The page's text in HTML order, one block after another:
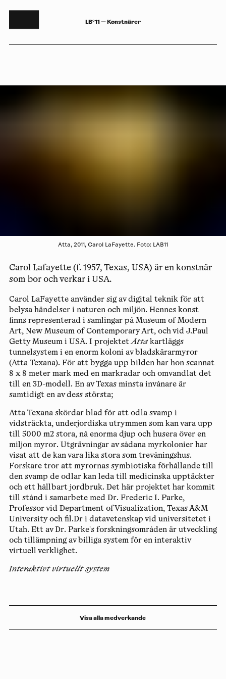
LB°11 — Konstnärer
Atta, 2011, Carol LaFayette. Foto: LAB11
Carol Lafayette (f. 1957, Texas, USA) är en konstnär
som bor och verkar i USA.
Carol LaFayette använder sig av digital teknik för att
belysa händelser i naturen och miljön. Hennes konst
finns representerad i samlingar på Museum of Modern
Art, New Museum of Contemporary Art, och vid J.Paul
Getty Museum i USA. I projektetAttakartläggs
tunnelsystem i en enorm koloni av bladskärarmyror
(Atta Texana). För att bygga upp bilden har hon scannat
8 x 8 meter mark med en markradar och omvandlat det
till en 3D-modell. En av Texas minsta invånare är
samtidigt en av dess största;
Atta Texana skördar blad för att odla svamp i
vidsträckta, underjordiska utrymmen som kan vara upp
till 5000 m2 stora, nå enorma djup och husera över en
miljon myror. Utgrävningar av sådana myrkolonier har
visat att de kan vara lika stora som trevåningshus.
Forskare tror att myrornas symbiotiska förhållande till
den svamp de odlar kan leda till medicinska upptäckter
och ett hållbart jordbruk. Det här projektet har kommit
till stånd i samarbete med Dr. Frederic I. Parke,
Professor vid Department ofVisualization, Texas A&M
University och fil.Dr i datavetenskap vid universitetet i
Utah. Ett av Dr. Parke's forskningsområden är utveckling
och tillämpning av billiga system för en interaktiv
virtuell verklighet.
Interaktivt virtuellt system
Visa alla medverkande